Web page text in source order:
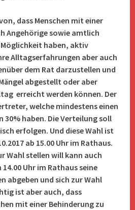
dass Menschen mit einer
Angehörige sowie amtlich
haben, aktiv
Alltagserfahrungen aber auch
dem Rat darzustellen und
abgestellt oder aber
erreicht werden können. Der
welche mindestens einen
30% haben. Die Verteilung soll
erfolgen. Und diese Wahl ist
ab 15.00 Uhr im Rathaus.
Wahl stellen will kann auch
Uhr im Rathaus seine
abgeben und sich zur Wahl
ist aber auch, dass
mit einer Behinderung zu